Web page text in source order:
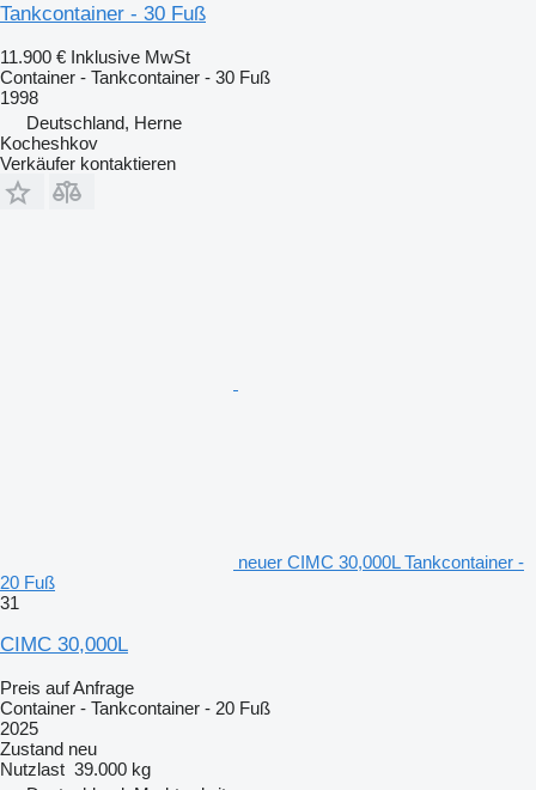
Tankcontainer - 30 Fuß
11.900 € Inklusive MwSt
Container - Tankcontainer - 30 Fuß
1998
Deutschland, Herne
Kocheshkov
Verkäufer kontaktieren
neuer CIMC 30,000L Tankcontainer -
20 Fuß
31
CIMC 30,000L
Preis auf Anfrage
Container - Tankcontainer - 20 Fuß
2025
Zustand neu
Nutzlast 39.000 kg